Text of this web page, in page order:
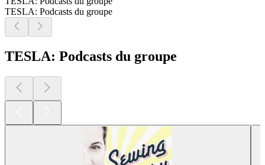
TESLA: Podcasts du groupe
TESLA: Podcasts du groupe